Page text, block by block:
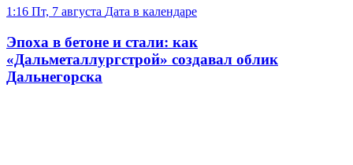
1:16 Пт, 7 августа Дата в календаре
Эпоха в бетоне и стали: как
«Дальметаллургстрой» создавал облик
Дальнегорска